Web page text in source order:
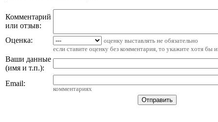
Комментарий
или отзыв:
Оценка:
оценку выставлять не обязательно
если ставите оценку без комментария, то укажите хотя бы
Ваши данные
(имя и т.п.):
Email:
комментариях